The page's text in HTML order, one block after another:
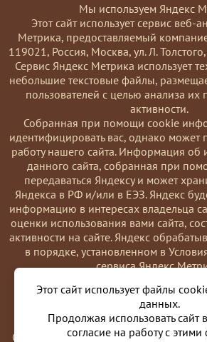
Этот сайт использует файлы
данных.
Продолжая использовать сайт
согласие на работу с
Мы используем Яндекс
Этот сайт использует сервис веб-
Метрика, предоставляемый
119021, Россия, Москва, ул. Л.
Сервис Яндекс Метрика использует
небольшие текстовые файлы,
пользователей с целью анализа их
активности.
Coбранная при помощи cookie
идентифицировать вас, однако может
работу нашего сайта. Информация об
данного сайта, собранная при
передаваться Яндексу и может
Яндекса в РФ и/или в ЕЭЗ. Яндекс
информацию в интересах владельца
оценки использования вами сайта,
активности на сайте. Яндекс
в порядке, установленном в
сервиса Яндекс
Вы можете отказаться от
соответствующие настройки в
использовать
https://yandex.ru/support/metrika/
Однако это может повлиять на